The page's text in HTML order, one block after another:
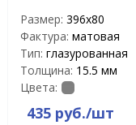
Размер: 396х80
Фактура: матовая
Тип: глазурованная
Толщина: 15.5 мм
Цвета:
435 руб./шт